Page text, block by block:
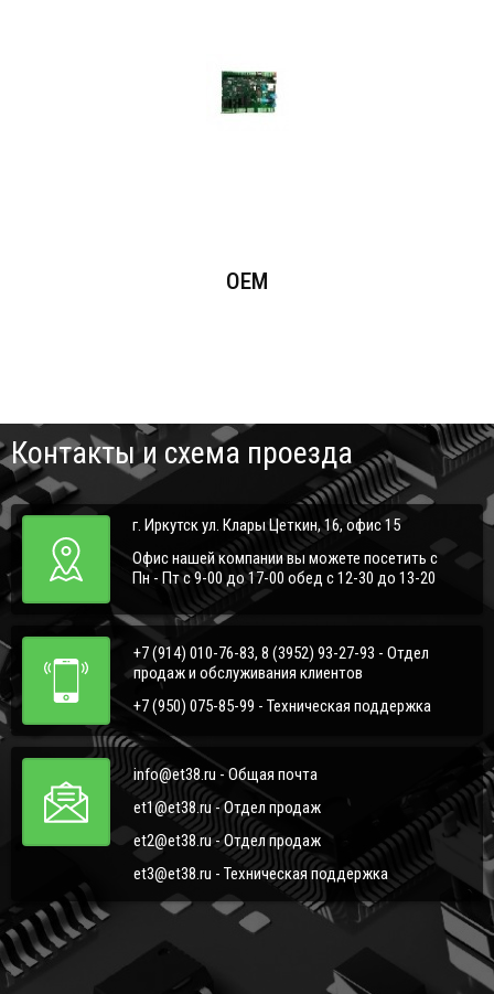
OEM
Контакты и схема проезда
г. Иркутск ул. Клары Цеткин, 16, офис 15
Офис нашей компании вы можете посетить с
Пн - Пт с 9-00 до 17-00 обед с 12-30 до 13-20
+7 (914) 010-76-83, 8 (3952) 93-27-93 - Отдел
продаж и обслуживания клиентов
+7 (950) 075-85-99 - Техническая поддержка
info@et38.ru - Общая почта
et1@et38.ru - Отдел продаж
et2@et38.ru - Отдел продаж
et3@et38.ru - Техническая поддержка